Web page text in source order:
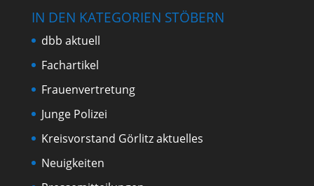
IN DEN KATEGORIEN STÖBERN
dbb aktuell
Fachartikel
Frauenvertretung
Junge Polizei
Kreisvorstand Görlitz aktuelles
Neuigkeiten